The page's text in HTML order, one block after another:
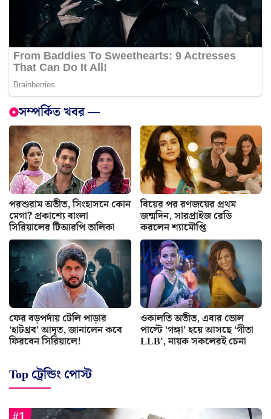
সম্পর্কিত খবর —
পরশুরাম অতীত, সিংহাসনে কোন
মেগা? প্রকাশ্যে বাংলা
সিরিয়ালের টিআরপি তালিকা
বিয়ের পর রণজয়ের প্রথম
জন্মদিন, সারপ্রাইজ রেডি
করলেন শ্যামৌপ্তি
ফের বড়পর্দায় টেলি পাড়ার
‘হাটথ্রব’ আদৃত, জানালেন কবে
ফিরবেন সিরিয়ালে!
ওকালতি অতীত, এবার ভোল
পাল্টে ‘গঙ্গা’ হয়ে আসছে ‘গীতা
LLB’, নায়ক সকলেরই চেনা
Top ট্রেন্ডিং পোস্ট